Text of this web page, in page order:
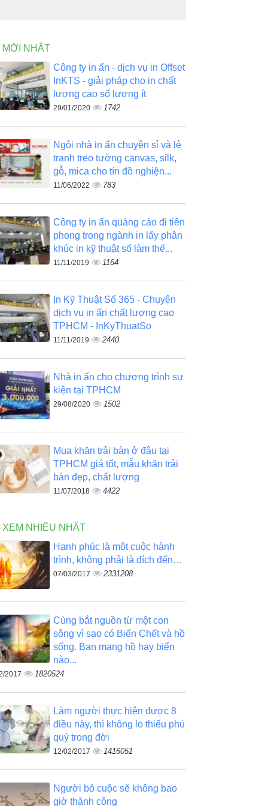
MỚI NHẤT
Công ty in ấn - dịch vụ in Offset
InKTS - giải pháp cho in chất
lượng cao số lượng ít
29/01/2020 1742
Ngôi nhà in ấn chuyên sỉ và lẻ
tranh treo tường canvas, silk,
gỗ, mica cho tín đồ nghiện...
11/06/2022 783
Công ty in ấn quảng cáo đi tiên
phong trong ngành in lấy phân
khúc in kỹ thuật số làm thế...
11/11/2019 1164
In Kỹ Thuật Số 365 - Chuyên
dịch vụ in ấn chất lượng cao
TPHCM - InKyThuatSo
11/11/2019 2440
Nhà in ấn cho chương trình sự
kiện tại TPHCM
29/08/2020 1502
Mua khăn trải bàn ở đâu tại
TPHCM giá tốt, mẫu khăn trải
bàn đẹp, chất lượng
11/07/2018 4422
XEM NHIỀU NHẤT
Hạnh phúc là một cuộc hành
trình, không phải là đích đến…
07/03/2017 2331208
Cùng bắt nguồn từ một con
sông vì sao có Biển Chết và hồ
sống. Bạn mang hồ hay biển
nào...
2017 1820524
Làm người thực hiện được 8
điều này, thì không lo thiếu phú
quý trong đời
12/02/2017 1416051
Người bỏ cuộc sẽ không bao
giờ thành công